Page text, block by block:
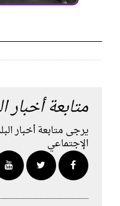
متابعة أخبار
يرجى متابعة أخبار
الإجتماعي